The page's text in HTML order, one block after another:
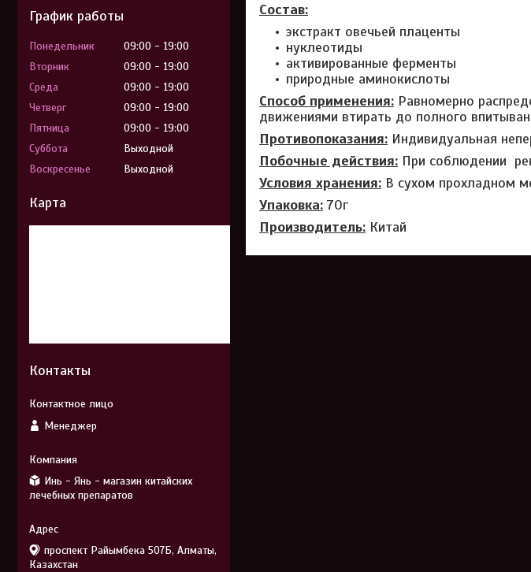
Состав:
экстракт овечьей плаценты
нуклеотиды
активированные ферменты
природные аминокислоты
Способ применения: Равномерно
движениями втирать до полного
Противопоказания: Индивидуальная
Побочные действия: При соблюдении
Условия хранения: В сухом прохладном
Упаковка: 70г
Производитель: Китай
График работы
Понедельник 09:00
19:00
Вторник
09:00
19:00
Среда
09:00
19:00
Четверг
09:00
19:00
Пятница
09:00
19:00
Суббота
Выходной
Воскресенье
Выходной
Карта
Контакты
Менеджер
Инь - Янь - магазин китайских
лечебных препаратов
проспект Райымбека 507Б, Алматы,
Казахстан